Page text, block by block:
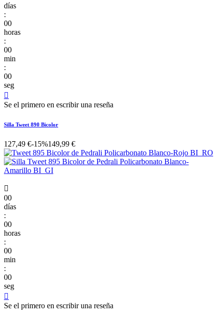
días
:
00
horas
:
00
min
:
00
seg

Se el primero en escribir una reseña
Silla Tweet 890 Bicolor
127,49 €-15%149,99 €

00
días
:
00
horas
:
00
min
:
00
seg

Se el primero en escribir una reseña